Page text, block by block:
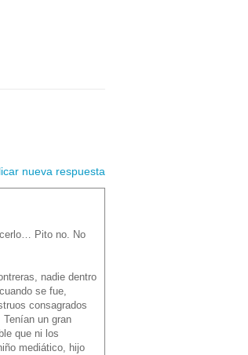
nueva respuesta
Pito no. No
nadie dentro
se fue,
consagrados
un gran
que ni los
mediático, hijo